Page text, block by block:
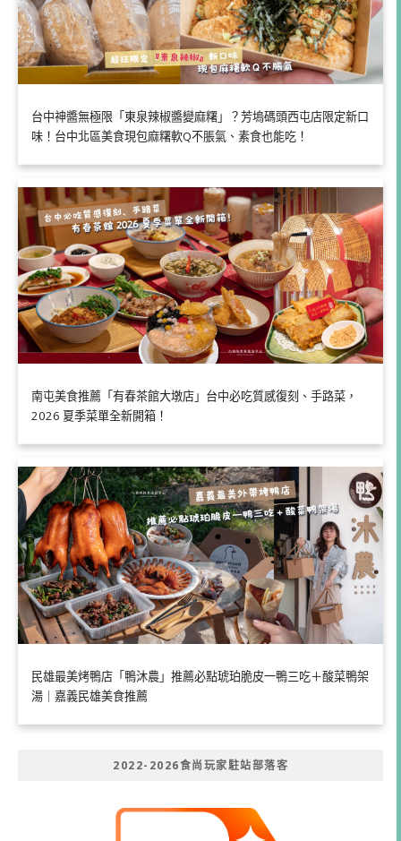
台中神醬無極限「東泉辣椒醬變麻糬」？芳塢碼頭西屯店限定新口
味！台中北區美食現包麻糬軟Q不脹氣、素食也能吃！
南屯美食推薦「有春茶館大墩店」台中必吃質感復刻、手路菜，
2026 夏季菜單全新開箱！
民雄最美烤鴨店「鴨沐農」推薦必點琥珀脆皮一鴨三吃＋酸菜鴨架
湯｜嘉義民雄美食推薦
2022-2026食尚玩家駐站部落客